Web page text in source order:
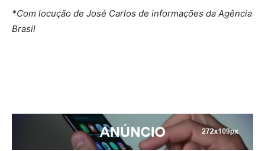
*Com locução de José Carlos de informações da Agência
Brasil